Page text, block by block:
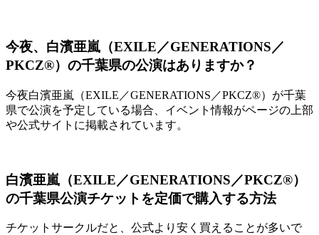
今夜、白濱亜嵐（EXILE／GENERATIONS／
PKCZ®）の千葉県の公演はありますか？
今夜白濱亜嵐（EXILE／GENERATIONS／PKCZ®）が千葉
県で公演を予定している場合、イベント情報がページの上部
や公式サイトに掲載されています。
白濱亜嵐（EXILE／GENERATIONS／PKCZ®）
の千葉県公演チケットを定価で購入する方法
チケットサークルだと、公式より安く買えることが多いで